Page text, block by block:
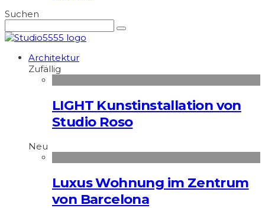
Suchen
Architektur
Zufällig
LIGHT Kunstinstallation von
Studio Roso
Neu
Luxus Wohnung im Zentrum
von Barcelona